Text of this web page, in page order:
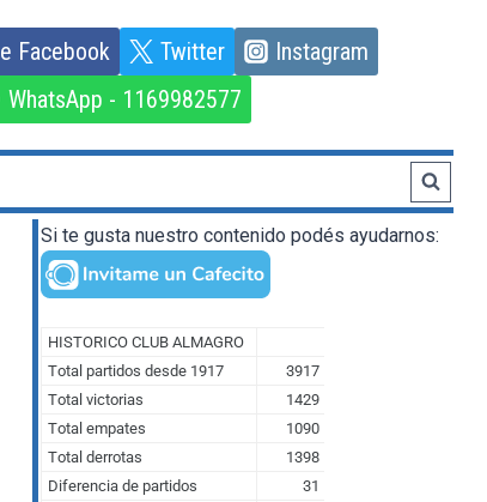
Facebook Twitter
Instagram
WhatsApp - 1169982577
Si te gusta nuestro contenido podés ayudarnos: